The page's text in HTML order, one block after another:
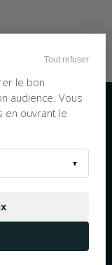
- 19h00 Numéro non surtaxé
européene avec
régional.
Tout refuser
le bon
audience. Vous
en ouvrant le
▼